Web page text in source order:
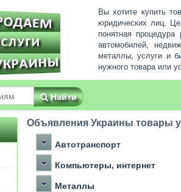
Вы хотите купить
юридических лиц.
понятная
автомобилей,
металлы, услуги и
нужного товара или
Найти
Объявления Украины товары
Автотранспорт
Компьютеры, интернет
Металлы